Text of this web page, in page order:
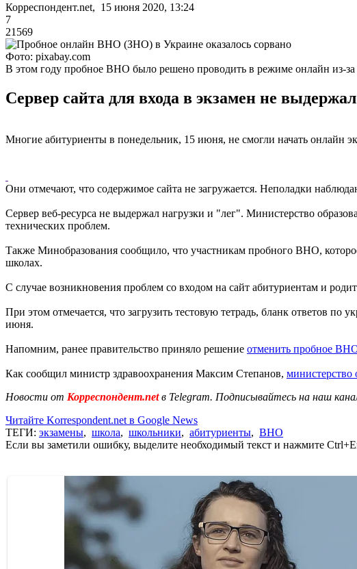
Корреспондент.net, 15 июня 2020, 13:24
7
21569
Фото: pixabay.com
В этом году пробное ВНО было решено проводить в режиме онлайн из-за
Сервер сайта для входа в экзамен не
Многие абитуриенты в понедельник, 15 июня, не смогли начать онлайн
Они отмечают, что содержимое сайта не загружается. Неполадки
Сервер веб-ресурса не выдержал нагрузки и "лег". Министерство
технических проблем.
Также Минобразования сообщило, что участникам пробного ВНО,
школах.
С случае возникновения проблем со входом на сайт абитуриентам и
При этом отмечается, что загрузить тестовую тетрадь, бланк ответов по
июня.
Напомним, ранее правительство приняло решение отменить пробное
Как сообщил министр здравоохранения Максим Степанов,
Новости от Корреспондент.netв Telegram. Подписывайтесь на наш
Читайте Korrespondent.net в Google News
ТЕГИ: экзамены, школа, школьники, абитуриенты, ВНО
Если вы заметили ошибку, выделите необходимый текст и нажмите